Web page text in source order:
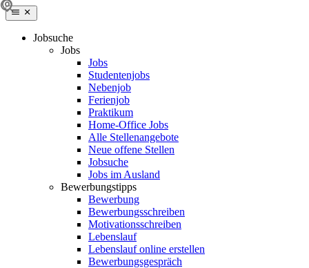
Jobsuche
Jobs
Jobs
Studentenjobs
Nebenjob
Ferienjob
Praktikum
Home-Office Jobs
Alle Stellenangebote
Neue offene Stellen
Jobsuche
Jobs im Ausland
Bewerbungstipps
Bewerbung
Bewerbungsschreiben
Motivationsschreiben
Lebenslauf
Lebenslauf online erstellen
Bewerbungsgespräch